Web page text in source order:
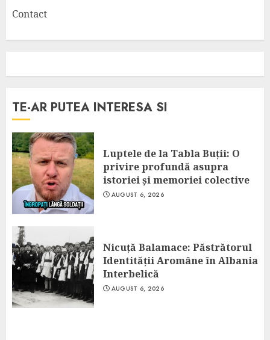
Contact
TE-AR PUTEA INTERESA SI
Luptele de la Tabla Buții: O
privire profundă asupra
istoriei și memoriei colective
AUGUST 6, 2026
Nicuță Balamace: Păstrătorul
Identității Aromâne în Albania
Interbelică
AUGUST 6, 2026